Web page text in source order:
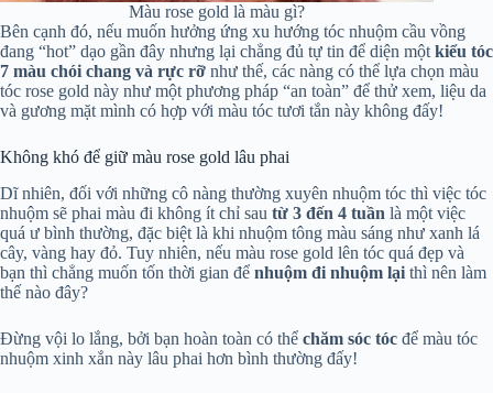
Màu rose gold là màu gì?
Bên cạnh đó, nếu muốn hưởng ứng xu hướng tóc nhuộm cầu vồng
đang “hot” dạo gần đây nhưng lại chẳng đủ tự tin để diện một kiểu tóc
7 màu chói chang và rực rỡ như thế, các nàng có thể lựa chọn màu
tóc rose gold này như một phương pháp “an toàn” để thử xem, liệu da
và gương mặt mình có hợp với màu tóc tươi tắn này không đấy!
Không khó để giữ màu rose gold lâu phai
Dĩ nhiên, đối với những cô nàng thường xuyên nhuộm tóc thì việc tóc
nhuộm sẽ phai màu đi không ít chỉ sau từ 3 đến 4 tuần là một việc
quá ư bình thường, đặc biệt là khi nhuộm tông màu sáng như xanh lá
cây, vàng hay đỏ. Tuy nhiên, nếu màu rose gold lên tóc quá đẹp và
bạn thì chẳng muốn tốn thời gian để nhuộm đi nhuộm lại thì nên làm
thế nào đây?
Đừng vội lo lắng, bởi bạn hoàn toàn có thể chăm sóc tóc để màu tóc
nhuộm xinh xắn này lâu phai hơn bình thường đấy!